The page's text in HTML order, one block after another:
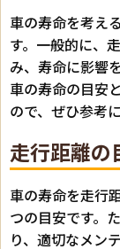
車の寿命を考え
す。一般的に、
み、寿命に影響
車の寿命の目安
ので、ぜひ参考
走行距離
車の寿命を走行
つの目安です。
り、適切なメン